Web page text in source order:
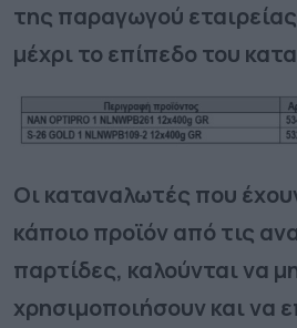
της παραγωγού εταιρείας
μέχρι το επίπεδο του
Οι καταναλωτές που
κάποιο προϊόν από τις
παρτίδες, καλούνται να
χρησιμοποιήσουν και να